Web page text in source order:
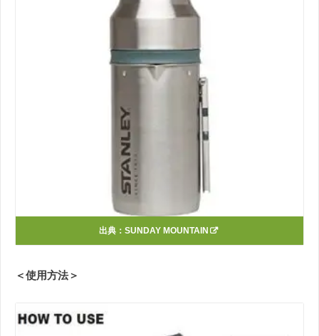
出典： SUNDAY MOUNTAIN
＜使用方法＞